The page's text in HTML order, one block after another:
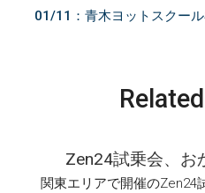
し
ま
01/11：青木ヨットスクー
Zen24試乗会、お
関東エリアで開催のZen24